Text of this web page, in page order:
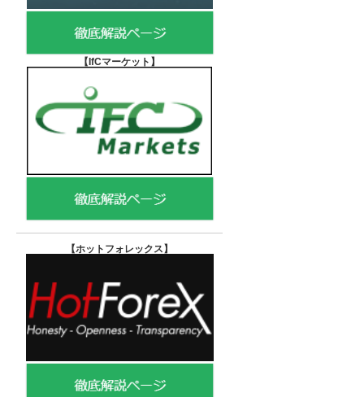
【IfCマーケット 】
【ホットフォレックス 】